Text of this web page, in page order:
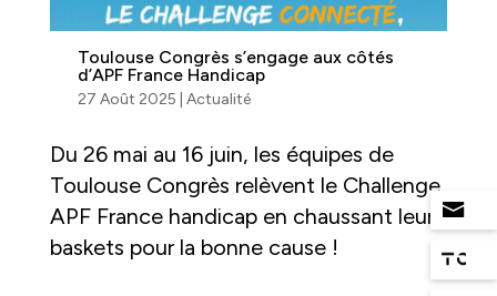
Toulouse Congrès s’engage aux côtés
d’APF France Handicap
27 Août 2025 Actualité
Du 26 mai au 16 juin, les équipes de
Toulouse Congrès relèvent le Challenge
APF France handicap en chaussant leurs
baskets pour la bonne cause !